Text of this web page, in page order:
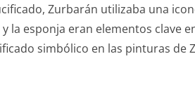
Zurbarán utilizaba una
la esponja eran elementos
simbólico en las pinturas